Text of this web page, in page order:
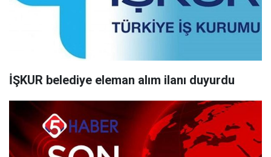
İŞKUR belediye eleman alım ilanı duyurdu